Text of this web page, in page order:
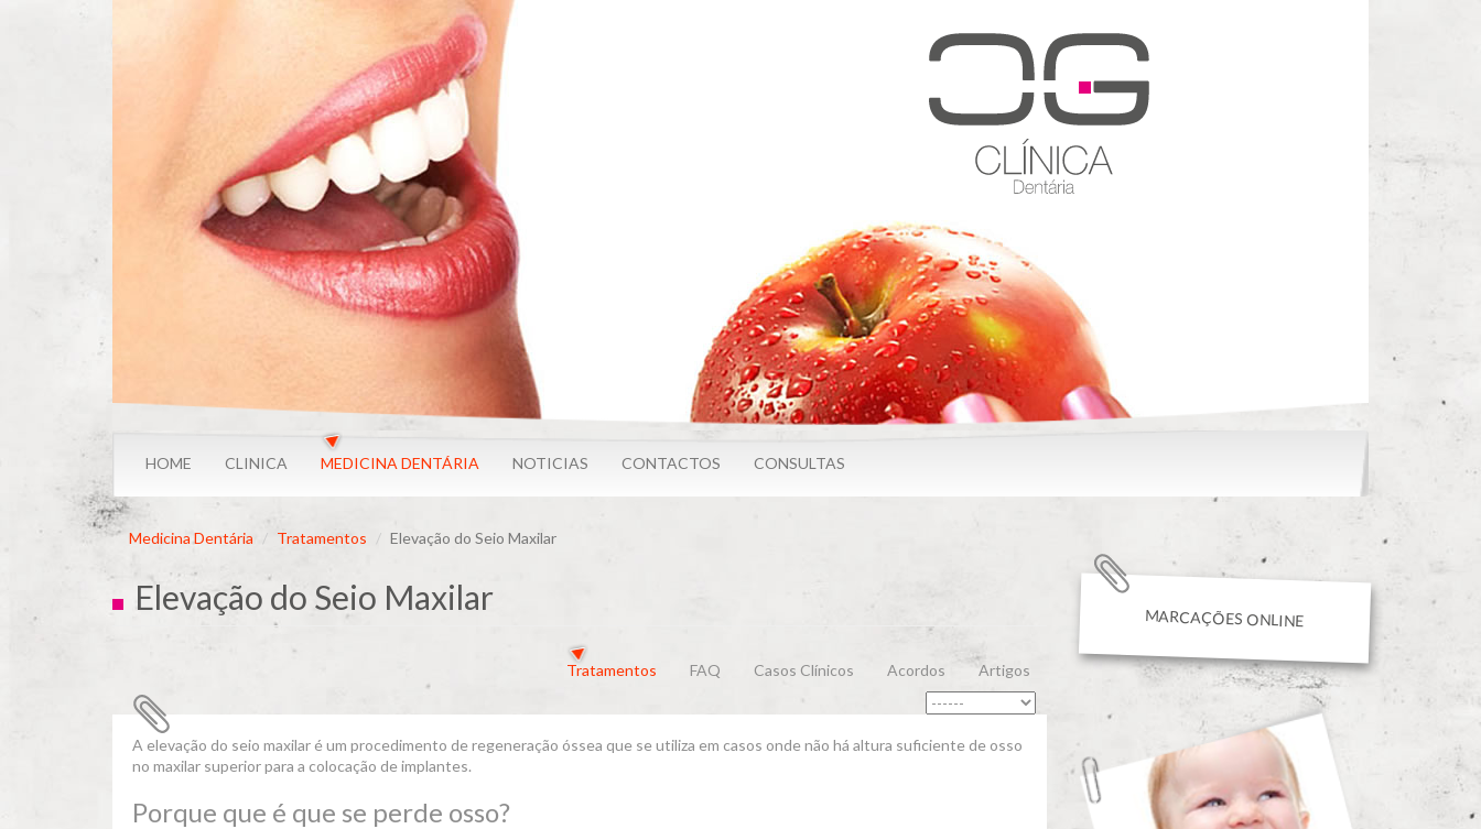
HOME CLINICA MEDICINA DENTÁRIA NOTICIAS CONTACTOS CONSULTAS
Medicina Dentária Tratamentos Elevação do Seio Maxilar
Elevação do Seio Maxilar
Tratamentos FAQ Casos Clínicos Acordos Artigos
A elevação do seio maxilar é um procedimento de regeneração óssea que se utiliza em casos onde não há altura suficiente de osso
no maxilar superior para a colocação de implantes.
Porque que é que se perde osso?
MARCAÇÕES ONLINE